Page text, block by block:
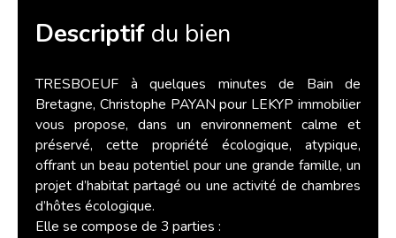
Descriptif du bien
TRESBOEUF à quelques minutes de Bain de
Bretagne, Christophe PAYAN pour LEKYP immobilier
vous propose, dans un environnement calme et
préservé, cette propriété écologique, atypique,
offrant un beau potentiel pour une grande famille, un
projet d’habitat partagé ou une activité de chambres
d’hôtes écologique.
Elle se compose de 3 parties :